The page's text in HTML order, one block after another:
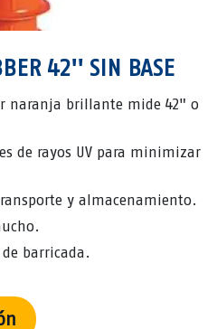
42'' SIN BASE
naranja brillante mide 42" o
de rayos UV para minimizar
y almacenamiento.
barricada.